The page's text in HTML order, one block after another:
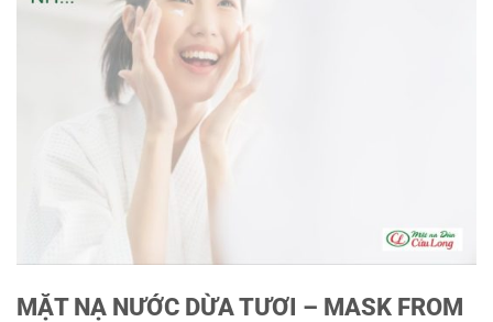
MẶT NẠ NƯỚC DỪA TƯƠI – MASK FROM